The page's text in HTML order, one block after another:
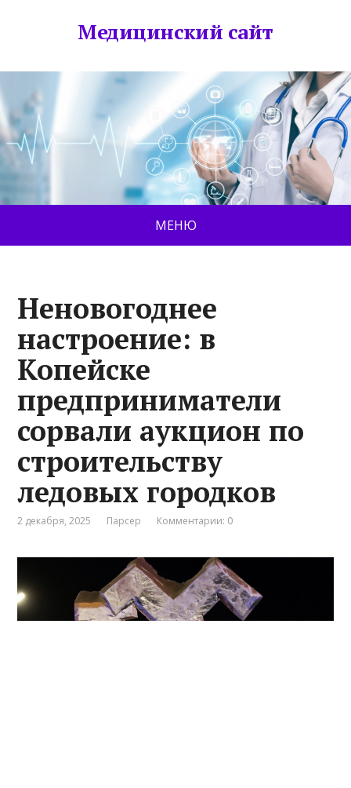
Медицинский сайт
МЕНЮ
Неновогоднее
настроение: в
Копейске
предприниматели
сорвали аукцион по
строительству
ледовых городков
2 декабря, 2025 Парсер Комментарии: 0